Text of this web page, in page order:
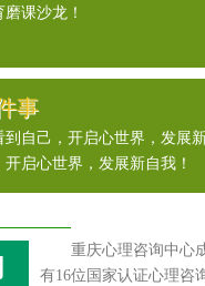
课沙龙！
事
到自己，开启心世界，发展
启心世界，发展新自我！
重庆心理咨询中心
有16位国家认证心理咨